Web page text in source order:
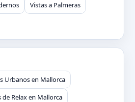
Vistas a Palmeras
Urbanos en Mallorca
de Relax en Mallorca